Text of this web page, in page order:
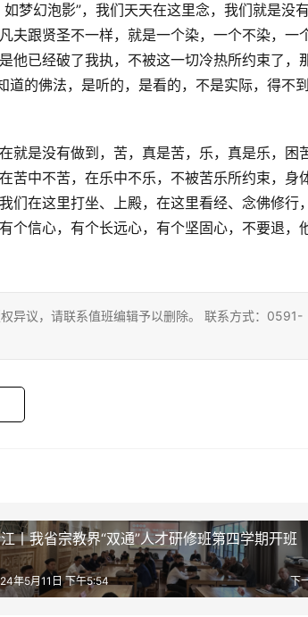
梦幻泡影”，我们天天在这里念，我们就是没
夫跟贤圣不一样，就是一个染，一个不染，一
他已经破了我执，不被这一切冷热所约束了，
道的佛法，是听的，是看的，不是实际，得不
就是没有做到，苦，真是苦，乐，真是乐，困
苦中不苦，在乐中不乐，不被苦乐所约束，身
们在这里打坐、上殿，在这里看经、念佛修行
个信心，有个长远心，有个坚固心，不要退，
异议，请联系值班编辑予以删除。 联系方式：0591-
丨我省宗教界“双通”人才研修班第四学期开班
下
年5月11日 下午5:54